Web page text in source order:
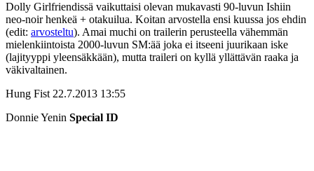
Dolly Girlfriendissä vaikuttaisi olevan mukavasti 90-luvun Ishiin
neo-noir henkeä + otakuilua. Koitan arvostella ensi kuussa jos ehdin
(edit: arvosteltu). Amai muchi on trailerin perusteella vähemmän
mielenkiintoista 2000-luvun SM:ää joka ei itseeni juurikaan iske
(lajityyppi yleensäkkään), mutta traileri on kyllä yllättävän raaka ja
väkivaltainen.
Hung Fist 22.7.2013 13:55
Donnie Yenin Special ID